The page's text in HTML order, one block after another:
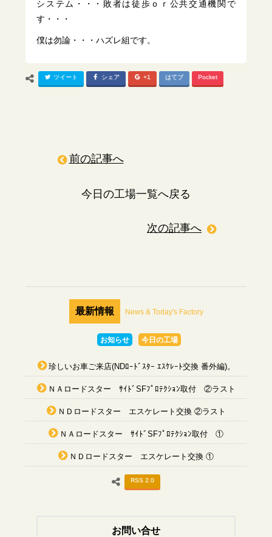
システム・・・敗者は徒歩ｏｒ公共交通機関で
す・・・
僕は勿論・・・ハズレ組です。
ツイート シェア +1 はてブ Pocket
前の記事へ
今日の工場一覧へ戻る
次の記事へ
最新情報 News & Today's Factory
お知らせ 今日の工場
珍しいお車ご来店(NDﾛｰﾄﾞｽﾀｰ ｴｽｹﾚｰﾄ交換 番外編)。
ＮＡロードスター ｻｲﾄﾞSFﾌﾟﾛﾃｸｼｮﾝ取付 ②ラスト
ＮＤロードスター エスケレート交換 ②ラスト
ＮＡロードスター ｻｲﾄﾞSFﾌﾟﾛﾃｸｼｮﾝ取付 ①
ＮＤロードスター エスケレート交換 ①
RSS 2.0
お問い合せ